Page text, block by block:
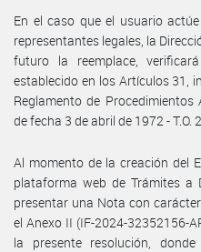
En el caso que el usuario
representantes legales, la
futuro la reemplace,
establecido en los Artículos 31,
Reglamento de
de fecha 3 de abril de 1972 - T.O.
Al momento de la creación del
plataforma web de Trámites a
presentar una Nota con
el Anexo II (IF-2024-32352156-
la presente resolución,